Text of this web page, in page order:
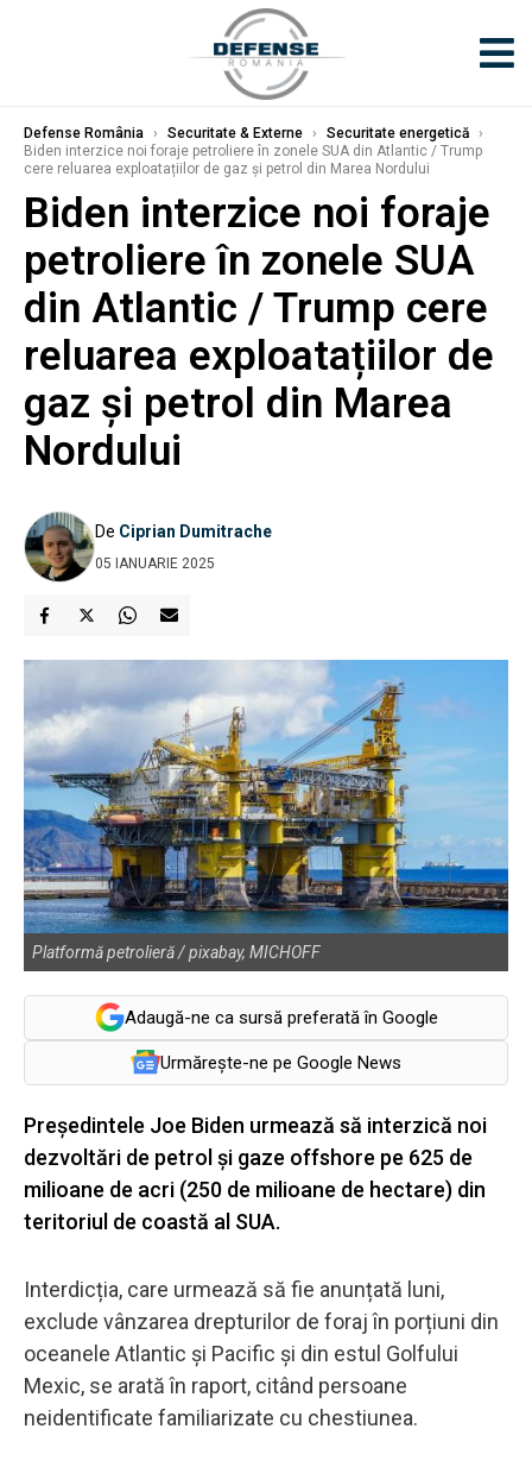
Defense România › Securitate & Externe › Securitate energetică ›
Biden interzice noi foraje petroliere în zonele SUA din Atlantic / Trump
cere reluarea exploatațiilor de gaz și petrol din Marea Nordului
Biden interzice noi foraje
petroliere în zonele SUA
din Atlantic / Trump cere
reluarea exploatațiilor de
gaz și petrol din Marea
Nordului
De Ciprian Dumitrache
05 IANUARIE 2025
Platformă petrolieră / pixabay, MICHOFF
Adaugă-ne ca sursă preferată în Google
Urmărește-ne pe Google News
Președintele Joe Biden urmează să interzică noi
dezvoltări de petrol și gaze offshore pe 625 de
milioane de acri (250 de milioane de hectare) din
teritoriul de coastă al SUA.
Interdicția, care urmează să fie anunțată luni,
exclude vânzarea drepturilor de foraj în porțiuni din
oceanele Atlantic și Pacific și din estul Golfului
Mexic, se arată în raport, citând persoane
neidentificate familiarizate cu chestiunea.